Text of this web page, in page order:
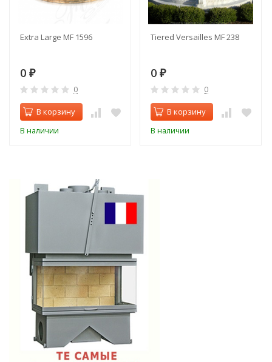
Extra Large MF 1596
0 ₽
0
В корзину
В наличии
Tiered Versailles MF 238
0 ₽
0
В корзину
В наличии